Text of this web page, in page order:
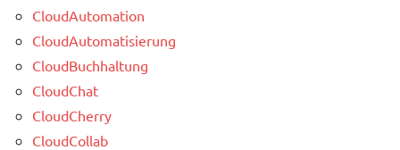
CloudAutomation
CloudAutomatisierung
CloudBuchhaltung
CloudChat
CloudCherry
CloudCollab